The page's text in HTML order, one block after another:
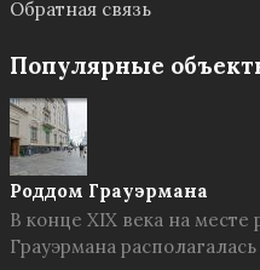
Обратная связь
Популярные
Роддом Грауэрмана
В конце XIX века на
Грауэрмана